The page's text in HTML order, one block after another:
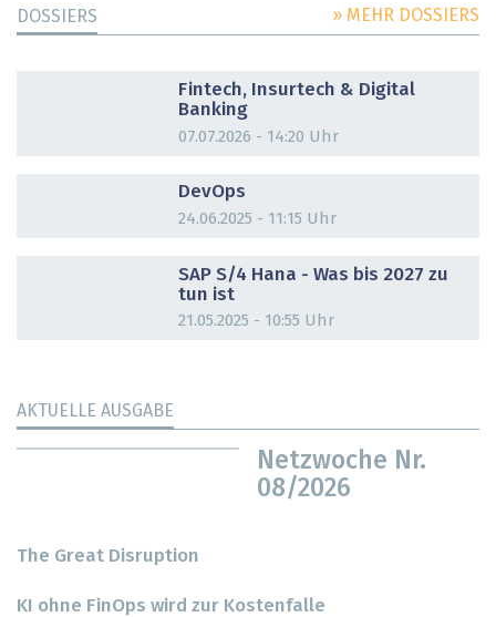
DOSSIERS » MEHR DOSSIERS
Fintech, Insurtech & Digital
Banking
07.07.2026 - 14:20 Uhr
DevOps
24.06.2025 - 11:15 Uhr
SAP S/4 Hana - Was bis 2027 zu
tun ist
21.05.2025 - 10:55 Uhr
AKTUELLE AUSGABE
Netzwoche Nr.
08/2026
The Great Disruption
KI ohne FinOps wird zur Kostenfalle